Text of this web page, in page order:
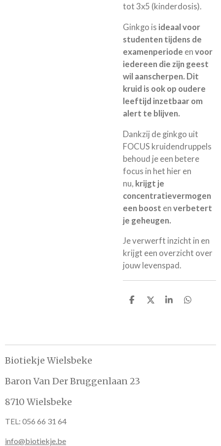
tot 3x5 (kinderdosis).
Ginkgo is ideaal voor
studenten tijdens de
examenperiode en voor
iedereen die zijn geest
wil aanscherpen. Dit
kruid is ook op oudere
leeftijd inzetbaar om
alert te blijven.
Dankzij de ginkgo uit
FOCUS kruidendruppels
behoud je een betere
focus in het hier en
nu, krijgt je
concentratievermogen
een boost en verbetert
je geheugen.
Je verwerft inzicht in en
krijgt een overzicht over
jouw levenspad.
D
D
S
D
Biotiekje Wielsbeke
Baron Van Der Bruggenlaan 23
8710 Wielsbeke
TEL: 056 66 31 64
info@biotiekje.be